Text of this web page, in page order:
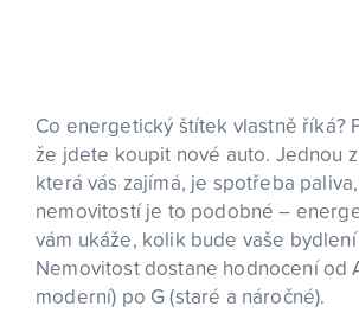
Co energetický štítek vlastně říká?
že jdete koupit nové auto. Jednou
která vás zajímá, je spotřeba
nemovitostí je to podobné –
vám ukáže, kolik bude vaše
Nemovitost dostane hodnocení od
moderní) po G (staré a náročné).